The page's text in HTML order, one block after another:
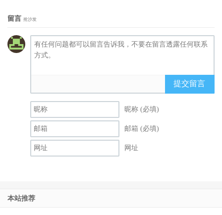
留言 抢沙发
提交留言
昵称 (必填)
邮箱 (必填)
网址
本站推荐